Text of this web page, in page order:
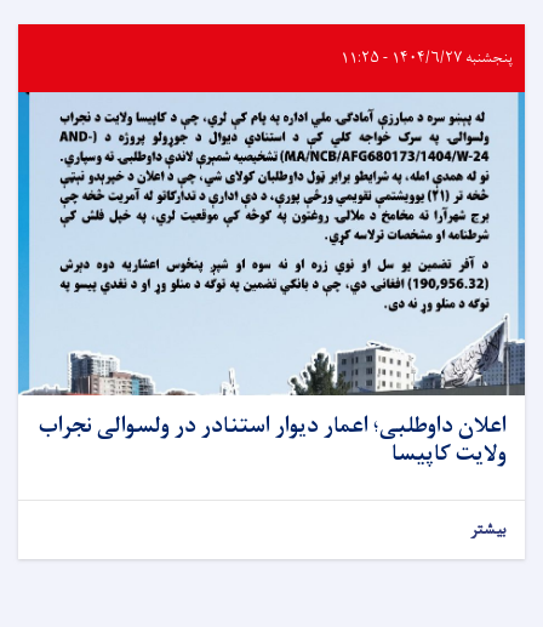
پنجشنبه ۱۴۰۴/۶/۲۷ - ۱۱:۲۵
اعلان داوطلبی؛ اعمار دیوار استنادر در ولسوالی نجراب
ولایت کاپیسا
بیشتر